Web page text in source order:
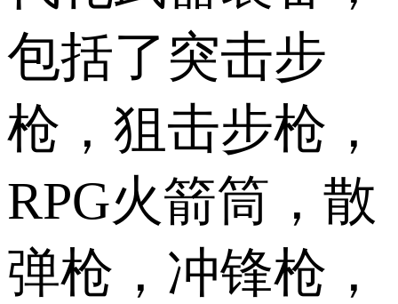
包括了突击步
枪，狙击步枪，
RPG火箭筒，散
弹枪，冲锋枪，